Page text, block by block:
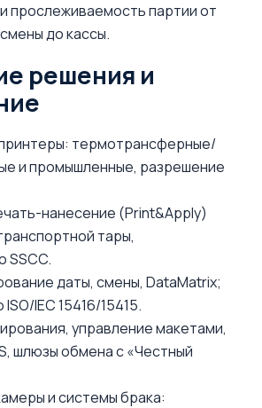
прослеживаемость партии от
до кассы.
решения и
термотрансферные/
и промышленные, разрешение
нанесение (Print&Apply)
тары,
SSCC.
даты, смены, DataMatrix;
IEC 15416/15415.
управление макетами,
шлюзы обмена с «Честный
и системы брака: